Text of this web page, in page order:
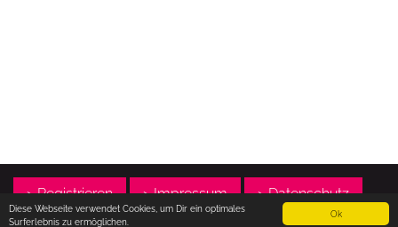
Ok
Diese Webseite verwendet Cookies, um Dir ein optimales
Surferlebnis zu ermöglichen.
> Registrieren > Impressum > Datenschutz